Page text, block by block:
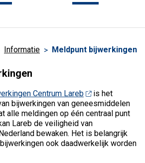
Informatie Meldpunt bijwerkingen
Centrum Lareb
is het
bijwerkingen van geneesmiddelen
alle meldingen op één centraal punt
Lareb de veiligheid van
bewaken. Het is belangrijk
ook daadwerkelijk worden